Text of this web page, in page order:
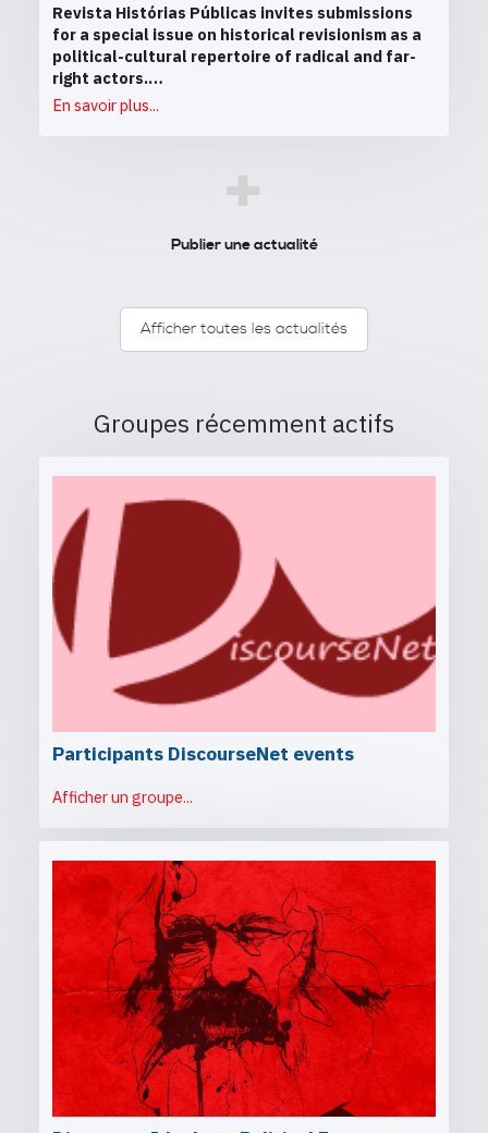
Revista Histórias Públicas invites submissions
for a special issue on historical revisionism as a
political-cultural repertoire of radical and far-
right actors.…
En savoir plus...
+
Publier une actualité
Afficher toutes les actualités
Groupes récemment actifs
Participants DiscourseNet events
Afficher un groupe...